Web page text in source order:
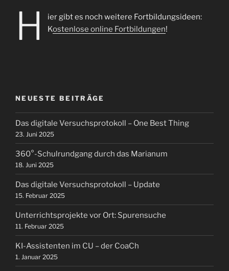
H
ier gibt es noch weitere Fortbildungsideen:
Kostenlose online Fortbildungen!
NEUESTE BEITRÄGE
Das digitale Versuchsprotokoll – One Best Thing
23. Juni 2025
360°-Schulrundgang durch das Marianum
18. Juni 2025
Das digitale Versuchsprotokoll – Update
15. Februar 2025
Unterrichtsprojekte vor Ort: Spurensuche
11. Februar 2025
KI-Assistenten im CU – der CoaCh
1. Januar 2025